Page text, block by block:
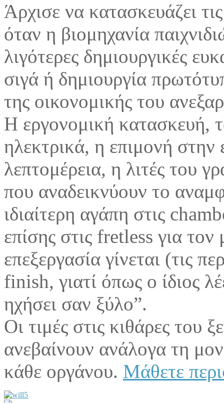
Άρχισε να κατασκευάζει
όταν η βιομηχανία
λιγότερες δημιουργικές
σιγά ή δημιουργία
της οικονομικής του
Η εργονομική κατασκευή,
ηλεκτρικά, η επιμονή στην
λεπτομέρεια, η λιτές του
που αναδεικνύουν το
ιδιαίτερη αγάπη στις
επίσης στις fretless για
επεξεργασία γίνεται (τις
finish, γιατί όπως ο ίδιος
ηχήσει σαν ξύλο”.
Οι τιμές στις κιθάρες του
ανεβαίνουν ανάλογα τη
κάθε οργάνου. Μάθετε